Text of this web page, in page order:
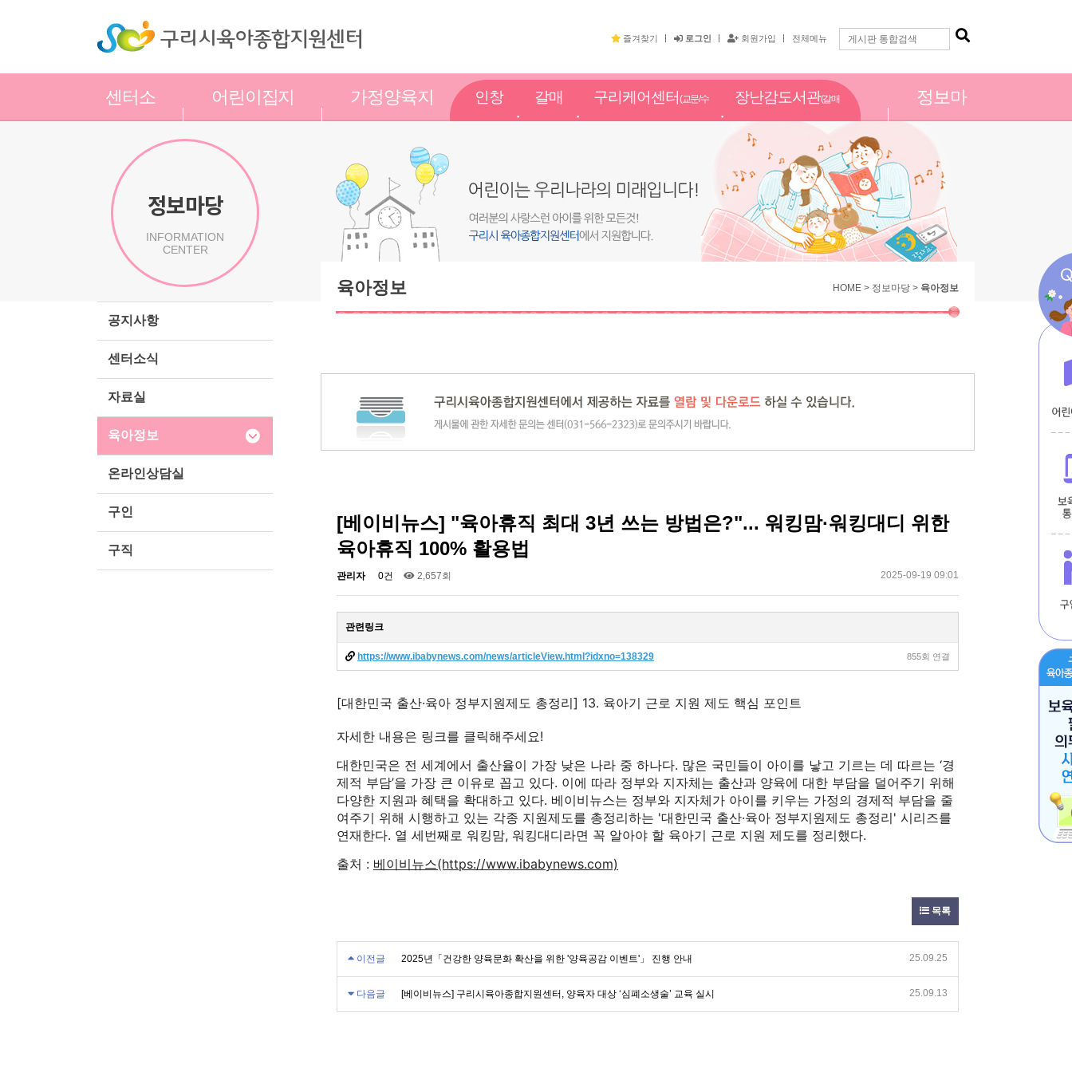
즐겨찾기 로그인 회원가입 전체메뉴
센터소
어린이집지
가정양육지
인창 갈매 구리케어센터 (교문/수 장난감도서관(갈매
정보마
정보마당
INFORMATION
CENTER
공지사항
센터소식
자료실
육아정보
온라인상담실
구인
구직
육아정보 HOME > 정보마당 > 육아정보
[베이비뉴스] "육아휴직 최대 3년 쓰는 방법은?"... 워킹맘·워킹대디 위한
육아휴직 100% 활용법
관리자 0건 2,657회 2025-09-19 09:01
관련링크
https://www.ibabynews.com/news/articleView.html?idxno=138329 855회 연결
[대한민국 출산·육아 정부지원제도 총정리] 13. 육아기 근로 지원 제도 핵심 포인트
자세한 내용은 링크를 클릭해주세요!
대한민국은 전 세계에서 출산율이 가장 낮은 나라 중 하나다. 많은 국민들이 아이를 낳고 기르는 데 따르는 ‘경
제적 부담’을 가장 큰 이유로 꼽고 있다. 이에 따라 정부와 지자체는 출산과 양육에 대한 부담을 덜어주기 위해
다양한 지원과 혜택을 확대하고 있다. 베이비뉴스는 정부와 지자체가 아이를 키우는 가정의 경제적 부담을 줄
여주기 위해 시행하고 있는 각종 지원제도를 총정리하는 '대한민국 출산·육아 정부지원제도 총정리' 시리즈를
연재한다. 열 세번째로 워킹맘, 워킹대디라면 꼭 알아야 할 육아기 근로 지원 제도를 정리했다.
출처 : 베이비뉴스(https://www.ibabynews.com)
목록
이전글 2025년「건강한 양육문화 확산을 위한 '양육공감 이벤트'」 진행 안내 25.09.25
다음글 [베이비뉴스] 구리시육아종합지원센터, 양육자 대상 ‘심폐소생술’ 교육 실시 25.09.13